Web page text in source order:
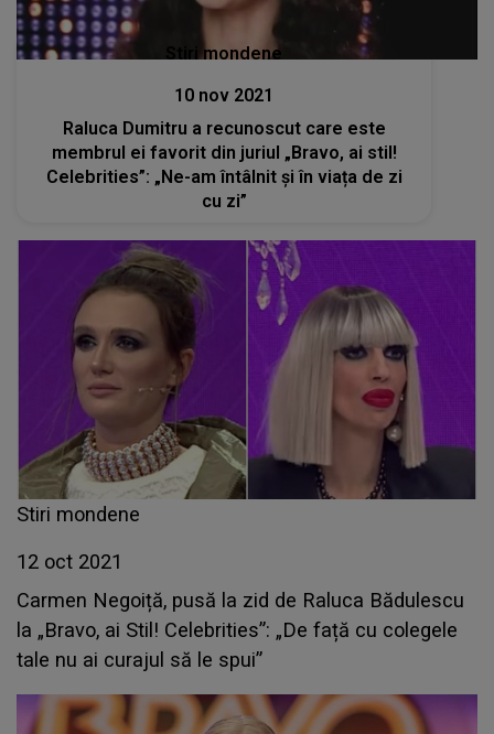
Stiri mondene
10 nov 2021
Raluca Dumitru a recunoscut care este
membrul ei favorit din juriul „Bravo, ai stil!
Celebrities”: „Ne-am întâlnit și în viața de zi
cu zi”
Stiri mondene
12 oct 2021
Carmen Negoiță, pusă la zid de Raluca Bădulescu
la „Bravo, ai Stil! Celebrities”: „De față cu colegele
tale nu ai curajul să le spui”